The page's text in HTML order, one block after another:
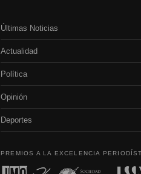
Últimas Noticias
Actualidad
Política
Opinión
Deportes
PREMIOS A LA EXCELENCIA